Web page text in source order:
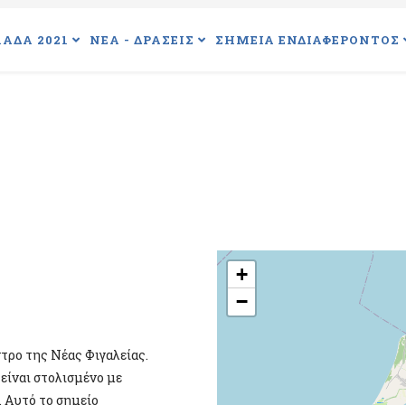
2021 ΝΕΑ - ΔΡΑΣΕΙΣ ΣΗΜΕΙΑ ΕΝΔΙΑΦΕΡΟΝΤΟΣ
της Νέας Φιγαλείας.
στολισμένο με
Αυτό το σημείο
+
−